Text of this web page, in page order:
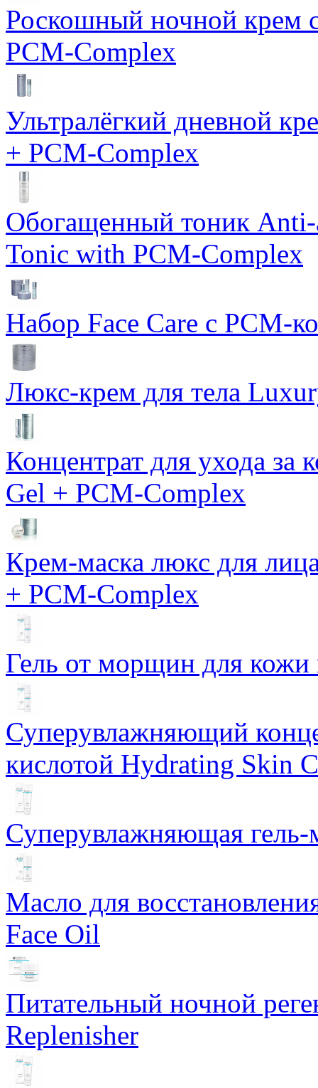
Роскошный ночной крем
PCM-Complex
Ультралёгкий дневной
+ PCM-Complex
Обогащенный тоник Anti-
Tonic with PCM-Complex
Набор Face Care с PCM-
Люкс-крем для тела
Концентрат для ухода за
Gel + PCM-Complex
Крем-маска люкс для
+ PCM-Complex
Гель от морщин для кожи
Суперувлажняющий
кислотой Hydrating Skin
Суперувлажняющая
Масло для
Face Oil
Питательный ночной
Replenisher